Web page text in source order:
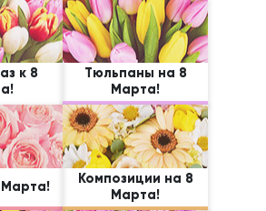
к 8
Тюльпаны на 8
Марта!
Марта!
Композиции на 8
Марта!